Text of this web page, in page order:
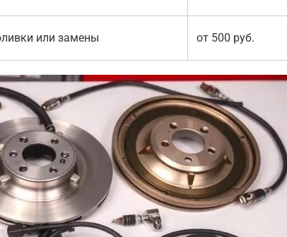
или замены от 500 руб.